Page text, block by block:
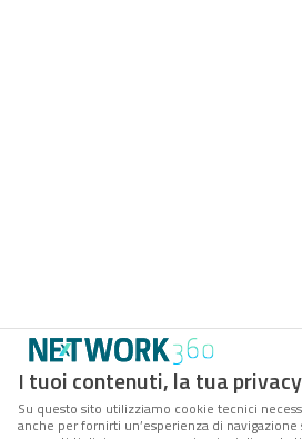
I tuoi contenuti, la tua
Su questo sito utilizziamo cookie tecnici
anche per fornirti un’esperienza di